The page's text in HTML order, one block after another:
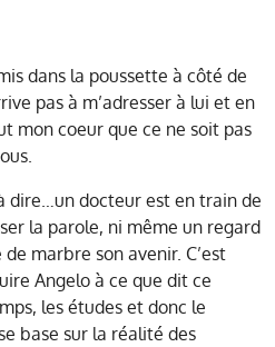
dans la poussette à côté de
pas à m’adresser à lui et en
mon coeur que ce ne soit pas
dire…un docteur est en train de
la parole, ni même un regard
marbre son avenir. C’est
Angelo à ce que dit ce
les études et donc le
base sur la réalité des